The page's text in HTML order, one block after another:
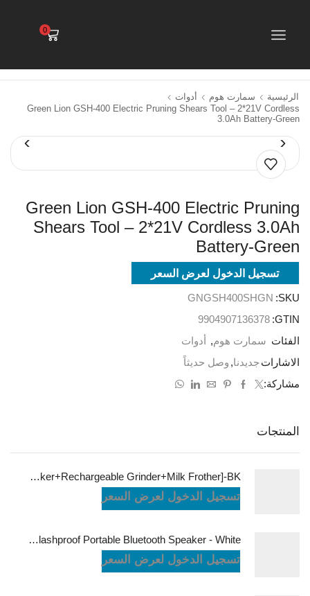
0
الرئيسية سمارت هوم
أدوات
Green Lion GSH-400 Electric Pruning Shears Tool – 2*21V Cordless
3.0Ah Battery-Green
Green Lion GSH-400 Electric Pruning
Shears Tool – 2*21V Cordless 3.0Ah
Battery-Green
تسجيل الدخول لعرض السعر
SKU:
GNGSH400SHGN
GTIN:
9904907136378
الفئات سمارت هوم,
أدوات
الاشارات جديدنا, وصل حديثاً
مشاركة:
المنتجات
LePresso Brewology Coffee Kit [Espresso Maker+Rechargeable Grinder+Milk Frother]-BK
تسجيل الدخول لعرض السعر
JBL Charge6 Splashproof Portable Bluetooth Speaker - White
تسجيل الدخول لعرض السعر